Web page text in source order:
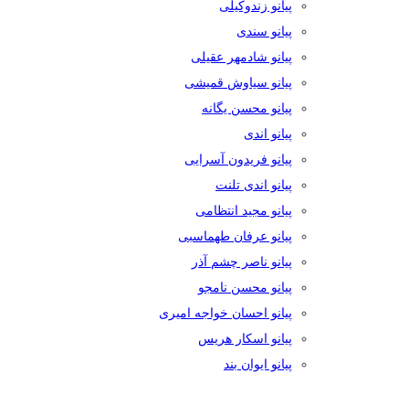
پیانو زندوکیلی
پیانو سندی
پیانو شادمهر عقیلی
پیانو سیاوش قمیشی
پیانو محسن یگانه
پیانو اندی
پیانو فریدون آسرایی
پیانو اندی تلنت
پیانو مجید انتظامی
پیانو عرفان طهماسبی
پیانو ناصر چشم آذر
پیانو محسن نامجو
پیانو احسان خواجه امیری
پیانو اسکار هریس
پیانو ایوان بند